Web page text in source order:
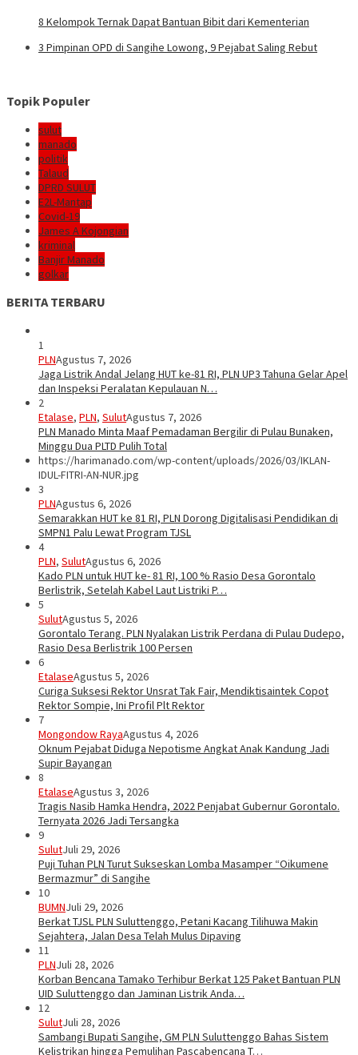
8 Kelompok Ternak Dapat Bantuan Bibit dari Kementerian
3 Pimpinan OPD di Sangihe Lowong, 9 Pejabat Saling Rebut
Topik Populer
sulut
manado
politik
Talaud
DPRD SULUT
E2L-Mantap
Covid-19
James A Kojongian
kriminal
Banjir Manado
golkar
BERITA TERBARU
1
PLNAgustus 7, 2026
Jaga Listrik Andal Jelang HUT ke-81 RI, PLN UP3 Tahuna Gelar Apel
dan Inspeksi Peralatan Kepulauan N…
2
Etalase, PLN, SulutAgustus 7, 2026
PLN Manado Minta Maaf Pemadaman Bergilir di Pulau Bunaken,
Minggu Dua PLTD Pulih Total
https://harimanado.com/wp-content/uploads/2026/03/IKLAN-
IDUL-FITRI-AN-NUR.jpg
3
PLNAgustus 6, 2026
Semarakkan HUT ke 81 RI, PLN Dorong Digitalisasi Pendidikan di
SMPN1 Palu Lewat Program TJSL
4
PLN, SulutAgustus 6, 2026
Kado PLN untuk HUT ke- 81 RI, 100 % Rasio Desa Gorontalo
Berlistrik, Setelah Kabel Laut Listriki P…
5
SulutAgustus 5, 2026
Gorontalo Terang. PLN Nyalakan Listrik Perdana di Pulau Dudepo,
Rasio Desa Berlistrik 100 Persen
6
EtalaseAgustus 5, 2026
Curiga Suksesi Rektor Unsrat Tak Fair, Mendiktisaintek Copot
Rektor Sompie, Ini Profil Plt Rektor
7
Mongondow RayaAgustus 4, 2026
Oknum Pejabat Diduga Nepotisme Angkat Anak Kandung Jadi
Supir Bayangan
8
EtalaseAgustus 3, 2026
Tragis Nasib Hamka Hendra, 2022 Penjabat Gubernur Gorontalo.
Ternyata 2026 Jadi Tersangka
9
SulutJuli 29, 2026
Puji Tuhan PLN Turut Sukseskan Lomba Masamper “Oikumene
Bermazmur” di Sangihe
10
BUMNJuli 29, 2026
Berkat TJSL PLN Suluttenggo, Petani Kacang Tilihuwa Makin
Sejahtera, Jalan Desa Telah Mulus Dipaving
11
PLNJuli 28, 2026
Korban Bencana Tamako Terhibur Berkat 125 Paket Bantuan PLN
UID Suluttenggo dan Jaminan Listrik Anda…
12
SulutJuli 28, 2026
Sambangi Bupati Sangihe, GM PLN Suluttenggo Bahas Sistem
Kelistrikan hingga Pemulihan Pascabencana T…